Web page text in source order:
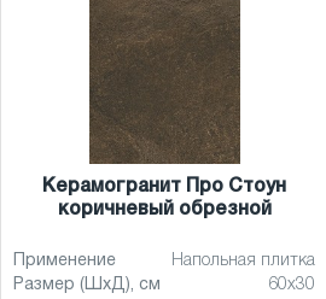
Керамогранит Про Стоун
коричневый обрезной
Применение
Напольная плитка
Размер (ШхД), см
60x30